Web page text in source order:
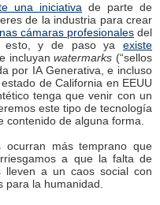
una iniciativa de parte de
de la industria para crear
cámaras profesionales del
esto, y de paso ya existe
incluyanwatermarks (“sellos
por IA Generativa, e incluso
de California en EEUU
tenga que venir con un
este tipo de tecnología
de alguna forma.
ocurran más temprano que
a que la falta de
lleven a un caos social con
para la humanidad.